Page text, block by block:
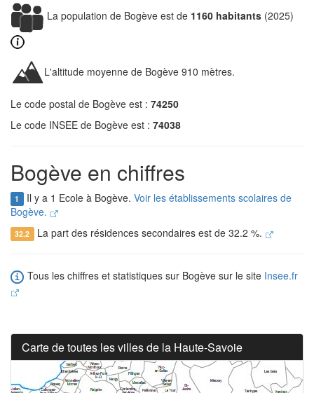
La population de Bogève est de 1160 habitants (2025)
L'altitude moyenne de Bogève 910 mètres.
Le code postal de Bogève est : 74250
Le code INSEE de Bogève est : 74038
Bogève en chiffres
1 Il y a 1 Ecole à Bogève. Voir les établissements scolaires de
Bogève.
32.2 La part des résidences secondaires est de 32.2 %.
Tous les chiffres et statistiques sur Bogève sur le site Insee.fr
Carte de toutes les villes de la Haute-Savoie